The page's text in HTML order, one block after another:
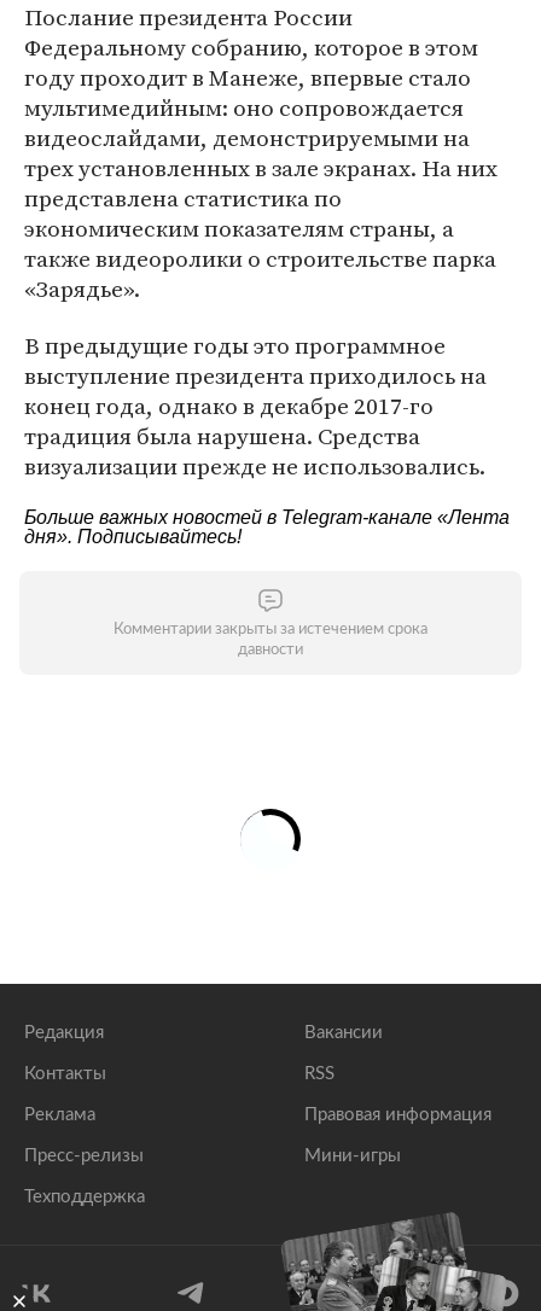
Послание президента России
Федеральному собранию, которое в этом
году проходит в Манеже, впервые стало
мультимедийным: оно сопровождается
видеослайдами, демонстрируемыми на
трех установленных в зале экранах. На них
представлена статистика по
экономическим показателям страны, а
также видеоролики о строительстве парка
«Зарядье».
В предыдущие годы это программное
выступление президента приходилось на
конец года, однако в декабре 2017-го
традиция была нарушена. Средства
визуализации прежде не использовались.
Больше важных новостей в Telegram-канале «Лента
дня». Подписывайтесь!
Комментарии закрыты за истечением срока
давности
Редакция
Контакты
Реклама
Пресс-релизы
Техподдержка
Вакансии
RSS
Правовая информация
Мини-игры